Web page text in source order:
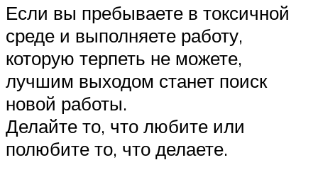
Если вы пребываете в токсичной
среде и выполняете работу,
которую терпеть не можете,
лучшим выходом станет поиск
новой работы.
Делайте то, что любите или
полюбите то, что делаете.